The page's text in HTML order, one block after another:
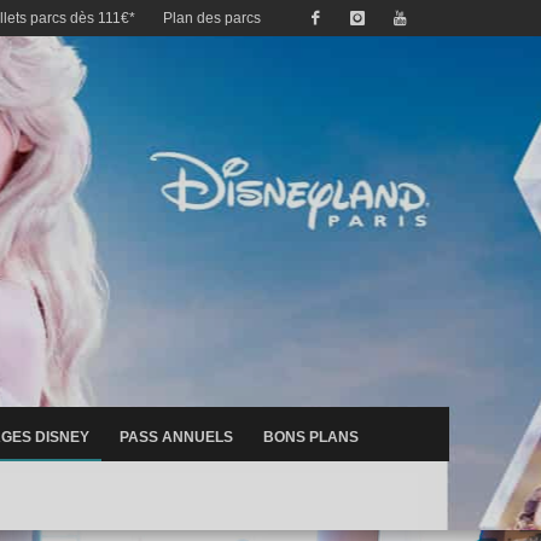
parcs dès 111€* Plan des parcs
DISNEY PASS ANNUELS BONS PLANS